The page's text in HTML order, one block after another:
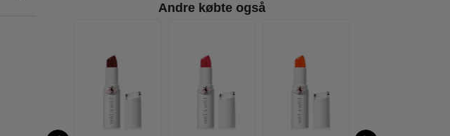
Andre købte også